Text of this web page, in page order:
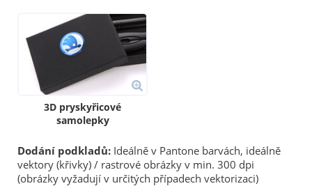
3D pryskyřicové
samolepky
Dodání podkladů: Ideálně v Pantone barvách, ideálně
vektory (křivky) / rastrové obrázky v min. 300 dpi
(obrázky vyžadují v určitých případech vektorizaci)